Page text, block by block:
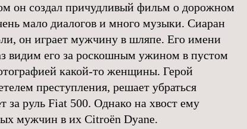
он создал причудливый фильм о дорожном
мало диалогов и много музыки. Сиаран
он играет мужчину в шляпе. Его имени
видим его за роскошным ужином в пустом
какой-то женщины. Герой
преступления, решает убраться
за руль Fiat 500. Однако на хвост ему
мужчин в их Citroën Dyane.